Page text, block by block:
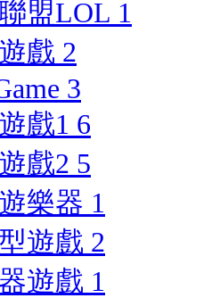
盟LOL 1
戲 2
3
戲1 6
戲2 5
樂器 1
遊戲 2
遊戲 1